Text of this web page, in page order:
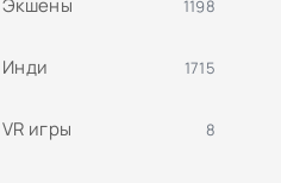
Экшены 1198
Инди 1715
VR игры 8